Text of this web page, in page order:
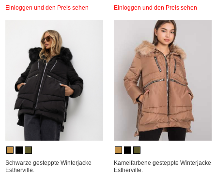
Einloggen und den Preis sehen Einloggen und den Preis sehen
Schwarze gesteppte Winterjacke
Estherville.
Kamelfarbene gesteppte Winterjacke
Estherville.